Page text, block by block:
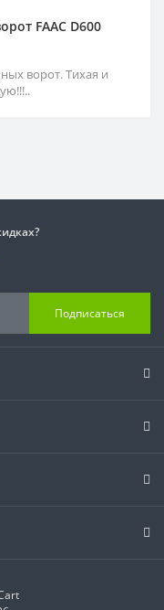
FAAC D600
ворот. Тихая и
Подписаться